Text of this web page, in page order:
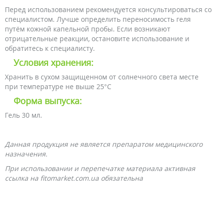
Перед использованием рекомендуется консультироваться со
специалистом. Лучше определить переносимость геля
путём кожной капельной пробы. Если возникают
отрицательные реакции, остановите использование и
обратитесь к специалисту.
Условия хранения:
Хранить в сухом защищенном от солнечного света месте
при температуре не выше 25°С
Форма выпуска:
Гель 30 мл.
Данная продукция не является препаратом медицинского
назначения.
При использовании и перепечатке материала активная
ссылка на fitomarket.com.ua обязательна